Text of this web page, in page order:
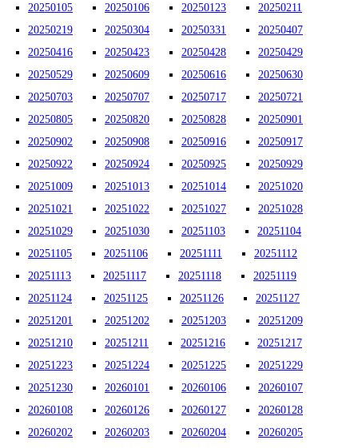
20250105
20250106 20250123
20250211
20250219
20250304 20250331
20250407
20250416
20250423 20250428
20250429
20250529
20250609 20250616
20250630
20250703
20250707 20250717
20250721
20250805
20250820 20250828
20250901
20250902
20250908 20250916
20250917
20250922
20250924 20250925
20250929
20251009
20251013 20251014
20251020
20251021
20251022 20251027
20251028
20251029
20251030 20251103
20251104
20251105
20251106 20251111
20251112
20251113
20251117 20251118
20251119
20251124
20251125 20251126
20251127
20251201
20251202 20251203
20251209
20251210
20251211 20251216
20251217
20251223
20251224 20251225
20251229
20251230
20260101 20260106
20260107
20260108
20260126 20260127
20260128
20260202
20260203 20260204
20260205